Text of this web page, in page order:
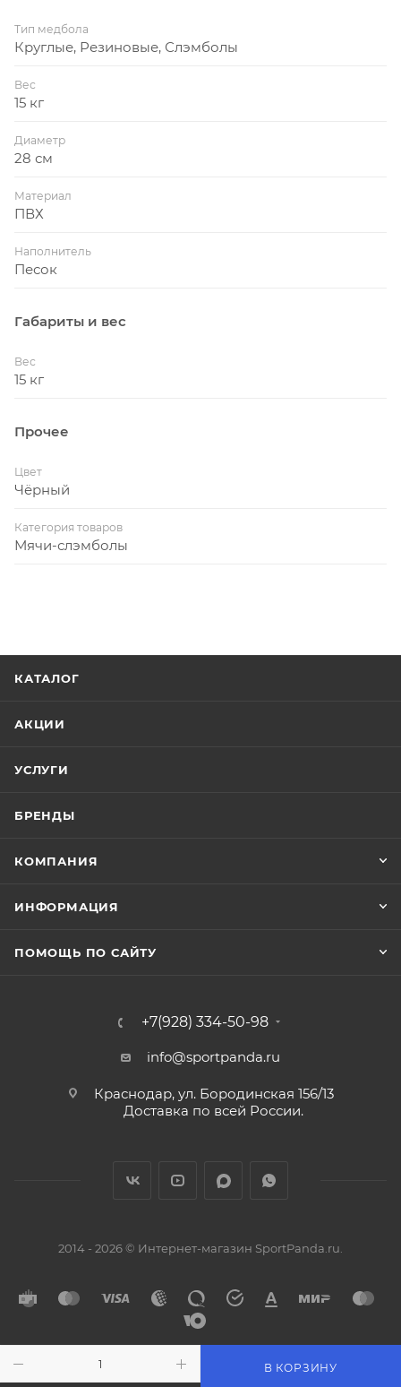
В КОРЗИНУ
Тип медбола
Круглые, Резиновые, Слэмболы
Вес
15 кг
Диаметр
28 см
Материал
ПВХ
Наполнитель
Песок
Габариты и вес
Вес
15 кг
Прочее
Цвет
Чёрный
Категория товаров
Мячи-слэмболы
КАТАЛОГ
АКЦИИ
УСЛУГИ
БРЕНДЫ
КОМПАНИЯ
ИНФОРМАЦИЯ
ПОМОЩЬ ПО САЙТУ
+7(928) 334-50-98
info@sportpanda.ru
Краснодар, ул. Бородинская 156/13
Доставка по всей России.
2014 - 2026 © Интернет-магазин SportPanda.ru.